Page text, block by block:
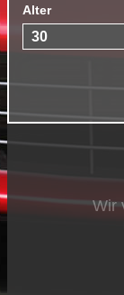
Alter
Wir